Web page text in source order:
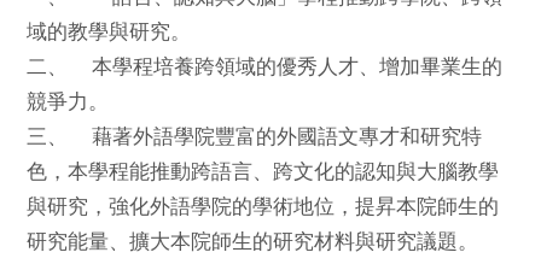
域的教學與研究。
二、 本學程培養跨領域的優秀人才、增加畢業生的
競爭力。
三、 藉著外語學院豐富的外國語文專才和研究特
色，本學程能推動跨語言、跨文化的認知與大腦教學
與研究，強化外語學院的學術地位，提昇本院師生的
研究能量、擴大本院師生的研究材料與研究議題。